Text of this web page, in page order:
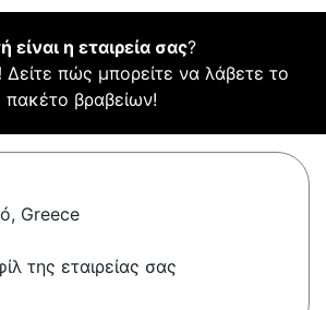
είναι η εταιρεία σας?
Δείτε πώς μπορείτε να λάβετε το
πακέτο βραβείων!
Greece
της εταιρείας σας